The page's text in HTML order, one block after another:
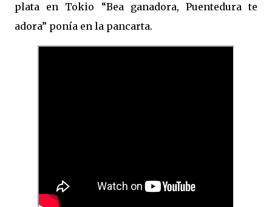
plata en Tokio “Bea ganadora, Puentedura te
adora” ponía en la pancarta.